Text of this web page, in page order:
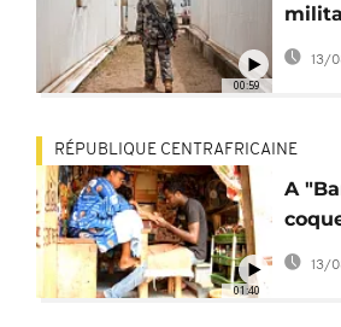
00:59
13/
01:40
RÉPUBLIQUE CENTRAFRICAINE
A
13/